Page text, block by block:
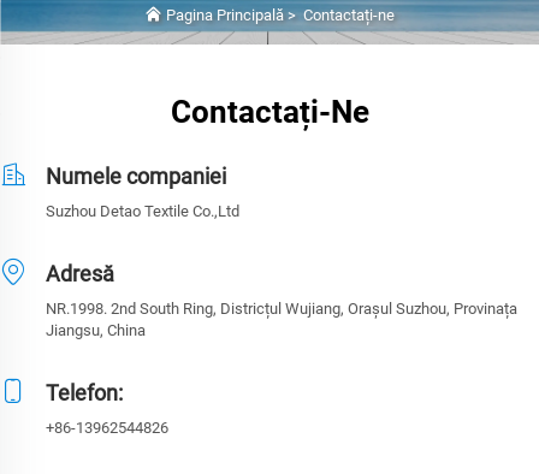
Pagina Principală>Contactați-ne
Contactați-Ne
Numele companiei
Suzhou Detao Textile Co.,Ltd
Adresă
NR.1998. 2nd South Ring, Districțul Wujiang, Orașul Suzhou, Provinața
Jiangsu, China
Telefon:
+86-13962544826